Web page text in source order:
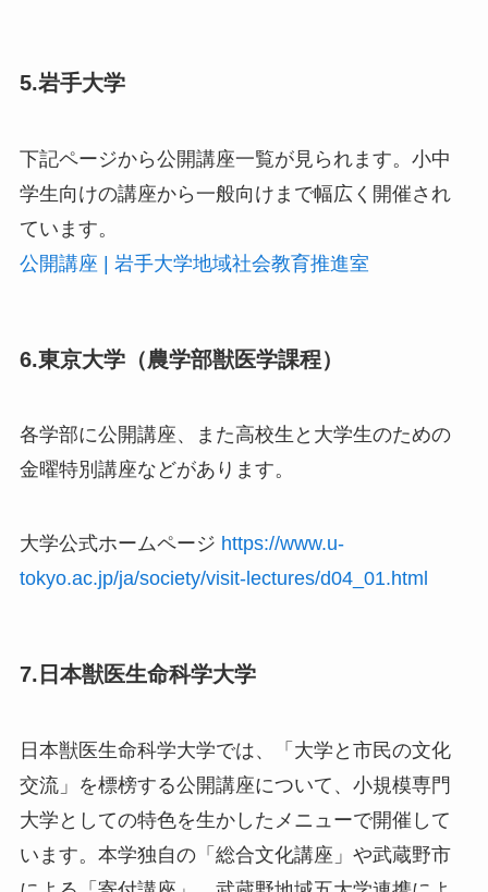
5.岩手大学
下記ページから公開講座一覧が見られます。小中
学生向けの講座から一般向けまで幅広く開催され
ています。
公開講座 | 岩手大学地域社会教育推進室
6.東京大学（農学部獣医学課程）
各学部に公開講座、また高校生と大学生のための
金曜特別講座などがあります。
大学公式ホームページ https://www.u-
tokyo.ac.jp/ja/society/visit-lectures/d04_01.html
7.日本獣医生命科学大学
日本獣医生命科学大学では、「大学と市民の文化
交流」を標榜する公開講座について、小規模専門
大学としての特色を生かしたメニューで開催して
います。本学独自の「総合文化講座」や武蔵野市